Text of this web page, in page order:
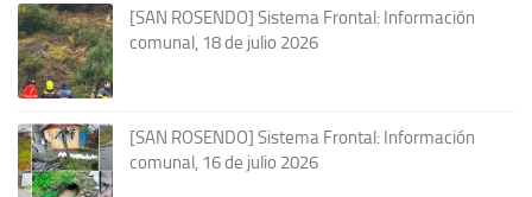
[SAN ROSENDO] Sistema Frontal: Información
comunal, 18 de julio 2026
[SAN ROSENDO] Sistema Frontal: Información
comunal, 16 de julio 2026